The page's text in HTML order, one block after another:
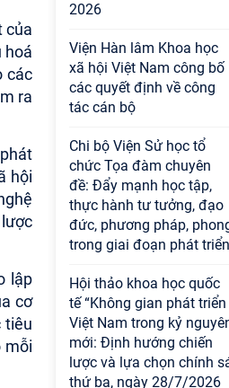
của
hoá
các
ra
hội
lập
cơ
tiêu
mỗi
2026
Viện Hàn lâm Khoa học
xã hội Việt Nam công bố
các quyết định về công
tác cán bộ
Chi bộ Viện Sử học tổ
chức Tọa đàm chuyên
đề: Đẩy mạnh học tập,
thực hành tư tưởng, đạo
đức, phương pháp,
trong giai đoạn phát
Hội thảo khoa học quốc
tế “Không gian phát triển
Việt Nam trong kỷ
mới: Định hướng chiến
lược và lựa chọn chính
thứ ba, ngày 28/7/2026